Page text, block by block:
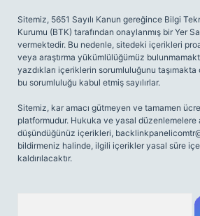
Sitemiz, 5651 Sayılı Kanun gereğince Bilgi
Kurumu (BTK) tarafından onaylanmış bir Yer
vermektedir. Bu nedenle, sitedeki içerikleri
veya araştırma yükümlülüğümüz
yazdıkları içeriklerin sorumluluğunu
bu sorumluluğu kabul etmiş sayılırlar.
Sitemiz, kar amacı gütmeyen ve tamamen
platformudur. Hukuka ve yasal düzenlemelere
düşündüğünüz içerikleri,
bildirmeniz halinde, ilgili içerikler yasal süre
kaldırılacaktır.